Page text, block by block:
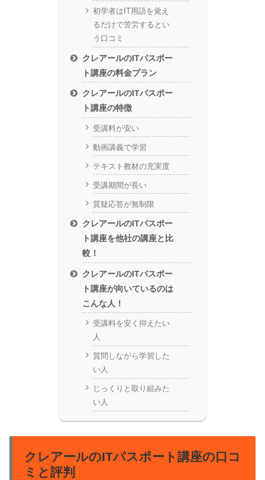
初学者はIT用語を覚え
るだけで苦労するとい
う口コミ
クレアールのITパスポー
ト講座の料金プラン
クレアールのITパスポー
ト講座の特徴
受講料が安い
動画講義で学習
テキスト教材の充実度
受講期間が長い
質疑応答が無制限
クレアールのITパスポー
ト講座を他社の講座と比
較！
クレアールのITパスポー
ト講座が向いているのは
こんな人！
受講料を安く抑えたい
人
質問しながら学習した
い人
じっくりと取り組みた
い人
クレアールのITパスポート講座の口コ
ミと評判